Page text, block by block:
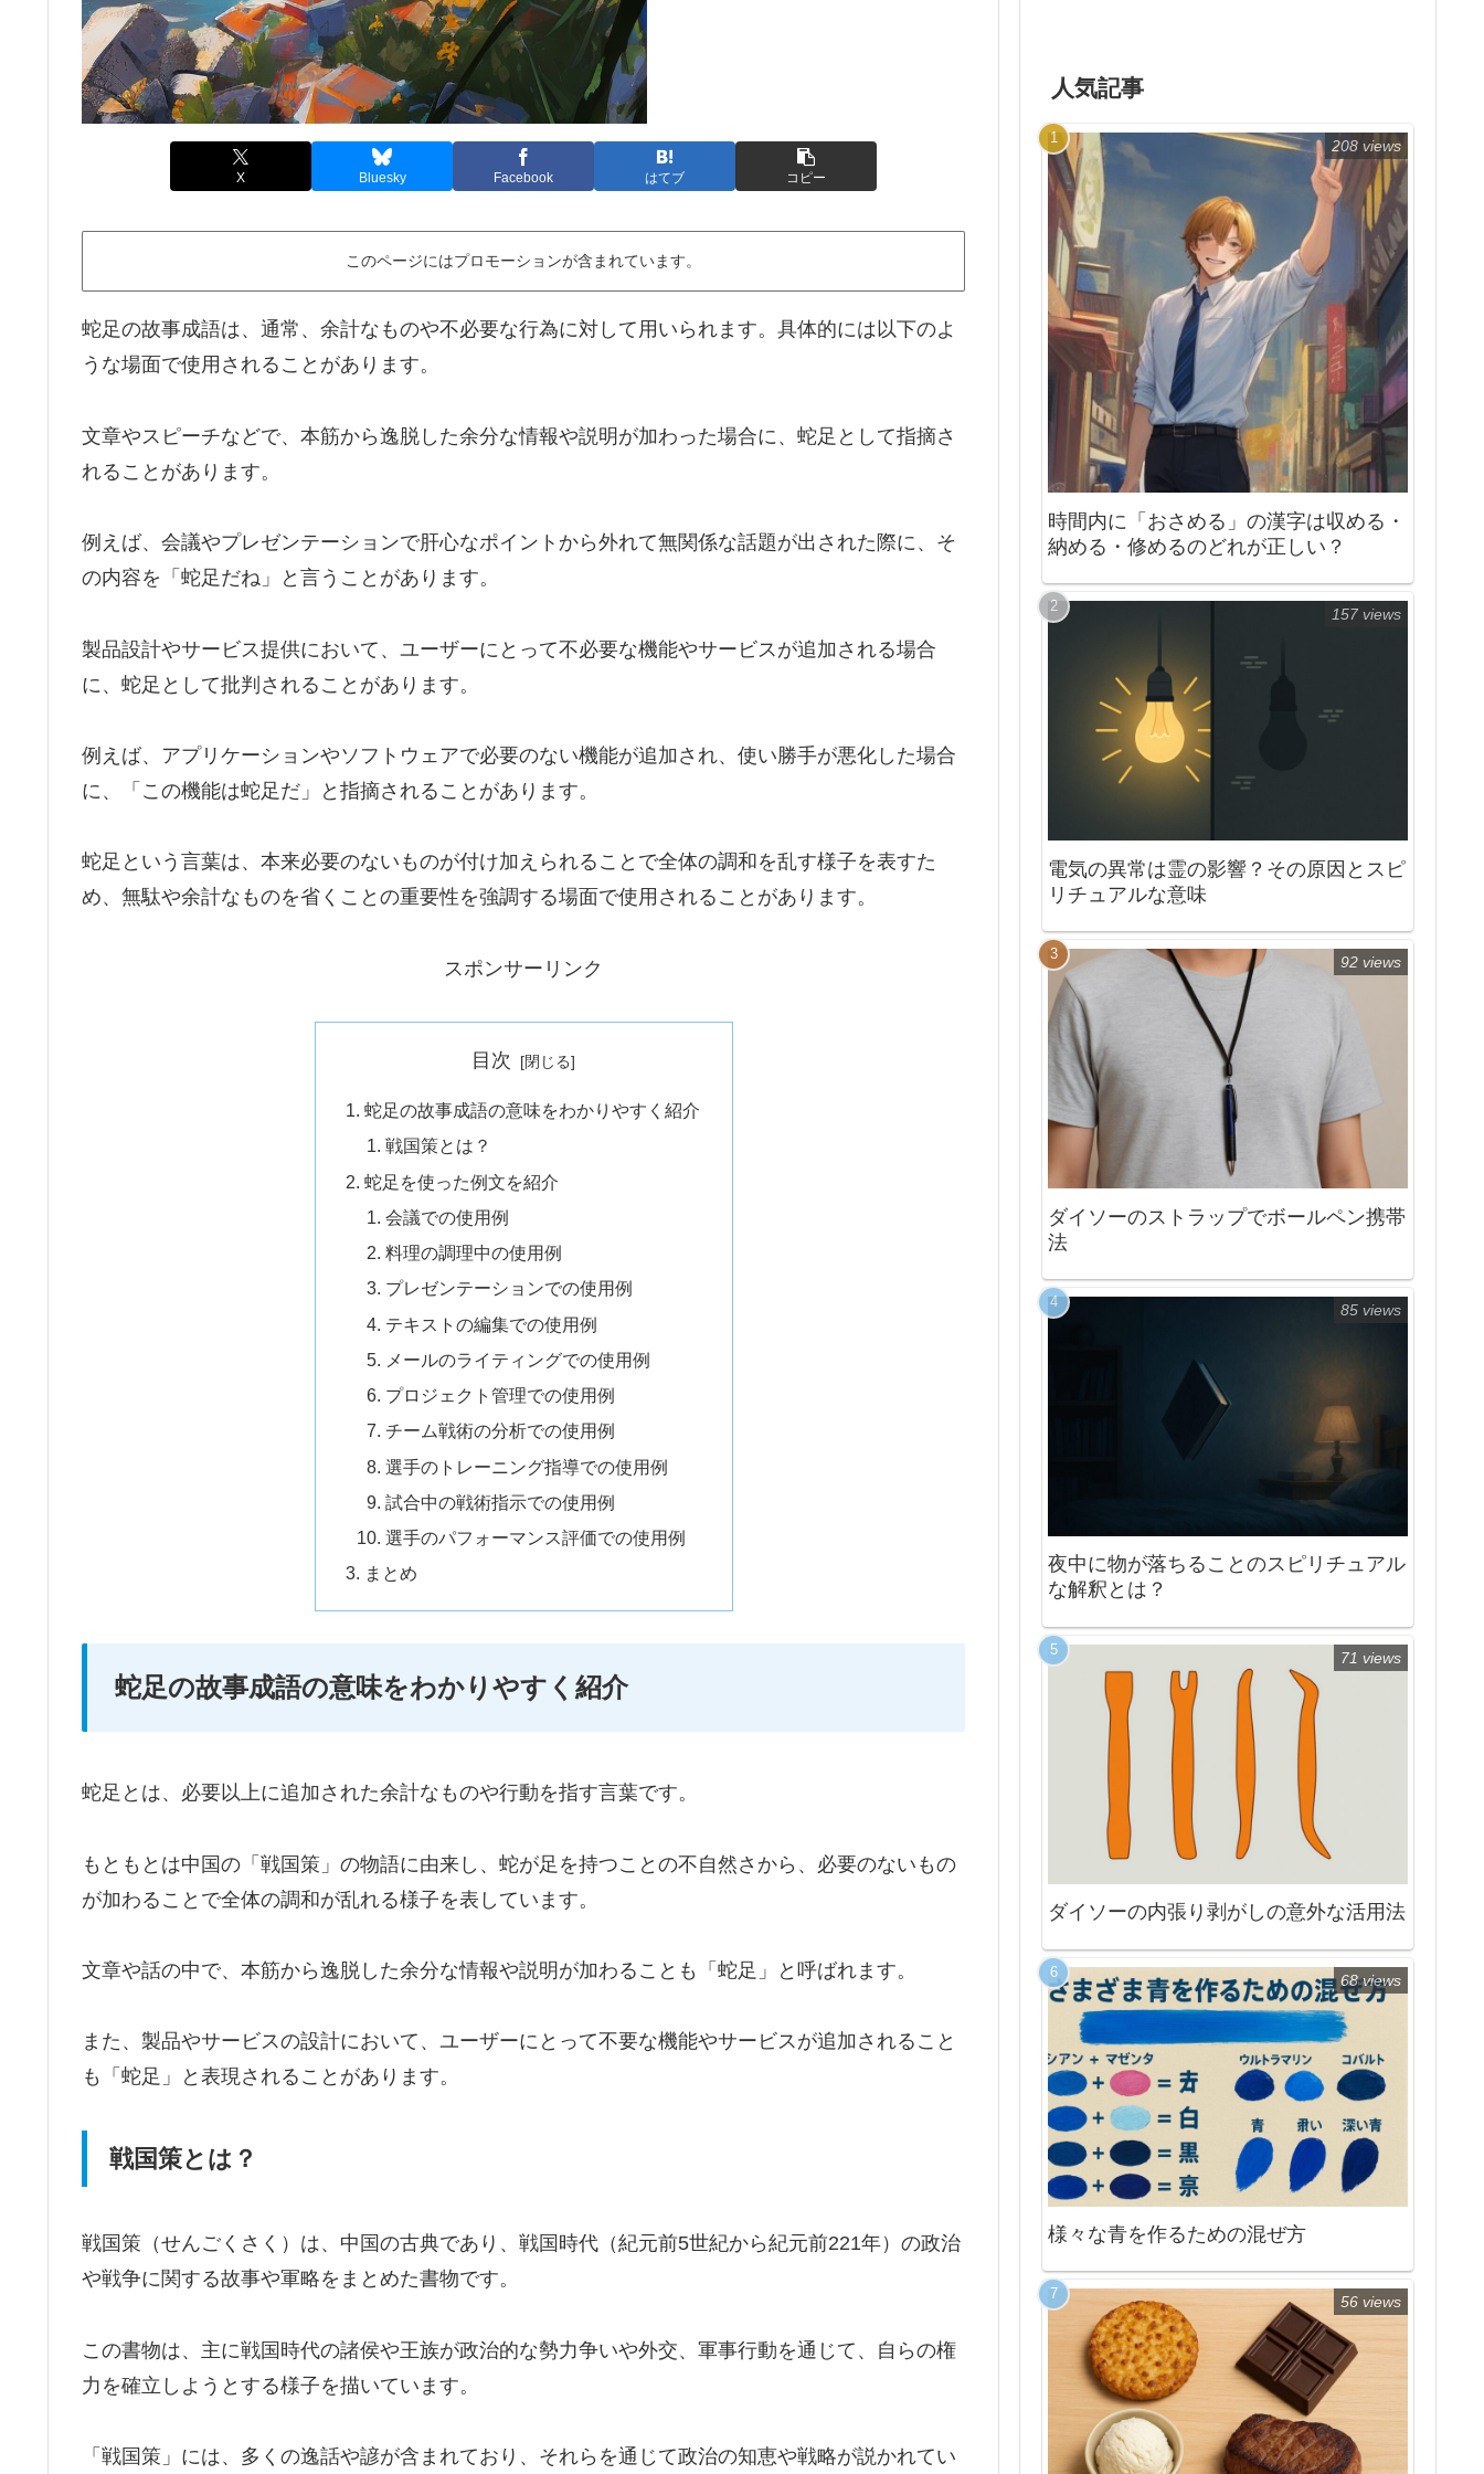
X Bluesky Facebook はてブ コピー
このページにはプロモーションが含まれています。
蛇足の故事成語は、通常、余計なものや不必要な行為に対して用いられます。具体的には以下のよ
うな場面で使用されることがあります。
文章やスピーチなどで、本筋から逸脱した余分な情報や説明が加わった場合に、蛇足として指摘さ
れることがあります。
例えば、会議やプレゼンテーションで肝心なポイントから外れて無関係な話題が出された際に、そ
の内容を「蛇足だね」と言うことがあります。
製品設計やサービス提供において、ユーザーにとって不必要な機能やサービスが追加される場合
に、蛇足として批判されることがあります。
例えば、アプリケーションやソフトウェアで必要のない機能が追加され、使い勝手が悪化した場合
に、「この機能は蛇足だ」と指摘されることがあります。
蛇足という言葉は、本来必要のないものが付け加えられることで全体の調和を乱す様子を表すた
め、無駄や余計なものを省くことの重要性を強調する場面で使用されることがあります。
スポンサーリンク
目次
蛇足の故事成語の意味をわかりやすく紹介
戦国策とは？
蛇足を使った例文を紹介
会議での使用例
料理の調理中の使用例
プレゼンテーションでの使用例
テキストの編集での使用例
メールのライティングでの使用例
プロジェクト管理での使用例
チーム戦術の分析での使用例
選手のトレーニング指導での使用例
試合中の戦術指示での使用例
選手のパフォーマンス評価での使用例
まとめ
蛇足の故事成語の意味をわかりやすく紹介
蛇足とは、必要以上に追加された余計なものや行動を指す言葉です。
もともとは中国の「戦国策」の物語に由来し、蛇が足を持つことの不自然さから、必要のないもの
が加わることで全体の調和が乱れる様子を表しています。
文章や話の中で、本筋から逸脱した余分な情報や説明が加わることも「蛇足」と呼ばれます。
また、製品やサービスの設計において、ユーザーにとって不要な機能やサービスが追加されること
も「蛇足」と表現されることがあります。
戦国策とは？
戦国策（せんごくさく）は、中国の古典であり、戦国時代（紀元前5世紀から紀元前221年）の政治
や戦争に関する故事や軍略をまとめた書物です。
この書物は、主に戦国時代の諸侯や王族が政治的な勢力争いや外交、軍事行動を通じて、自らの権
力を確立しようとする様子を描いています。
「戦国策」には、多くの逸話や諺が含まれており、それらを通じて政治の知恵や戦略が説かれてい
人気記事
時間内に「おさめる」の漢字は収める・
納める・修めるのどれが正しい？
208 views
電気の異常は霊の影響？その原因とスピ
リチュアルな意味
157 views
ダイソーのストラップでボールペン携帯
法
92 views
夜中に物が落ちることのスピリチュアル
な解釈とは？
85 views
ダイソーの内張り剥がしの意外な活用法
71 views
様々な青を作るための混ぜ方
68 views
56 views